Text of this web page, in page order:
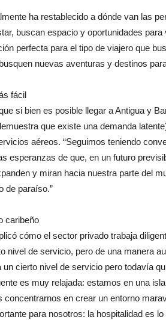
ha restablecido a dónde van las
buscan espacio y oportunidades
perfecta para el tipo de viajero que
nuevas aventuras y destinos
fácil
si bien es posible llegar a Antigua y
que existe una demanda
aéreos. “Seguimos teniendo
esperanzas de que, en un futuro
y miran hacia nuestra parte del
de paraíso.”
caribeño
cómo el sector privado trabaja
nivel de servicio, pero de una manera
un cierto nivel de servicio pero todavía
es muy relajada: estamos en una
concentrarnos en crear un entorno
para nosotros: la hospitalidad es